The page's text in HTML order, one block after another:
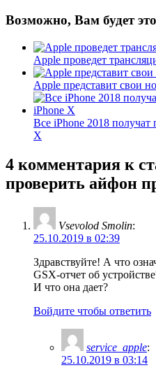
Возможно, Вам будет
Apple проведет
Apple представит свои
Все iPhone 2018
X
4 комментария к
проверить айфон
Vsevolod Smolin:
25.10.2019 в 02:39
Здравствуйте! А что
GSX-отчет об
И что она дает?
Войдите чтобы ответить
service_apple:
25.10.2019 в 03:14